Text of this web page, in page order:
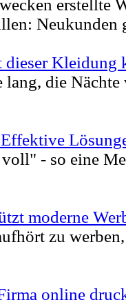
erstellte
Neukunden
Kleidung
lang, die
- so eine
moderne
zu
online